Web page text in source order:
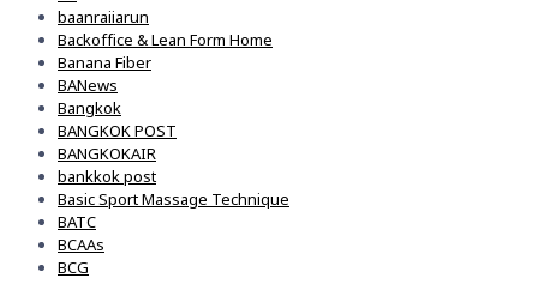
baanraiiarun
Backoffice & Lean Form Home
Banana Fiber
BANews
Bangkok
BANGKOK POST
BANGKOKAIR
bankkok post
Basic Sport Massage Technique
BATC
BCAAs
BCG